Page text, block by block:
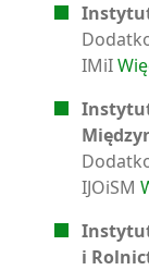
IMiI
IJOiSM
i